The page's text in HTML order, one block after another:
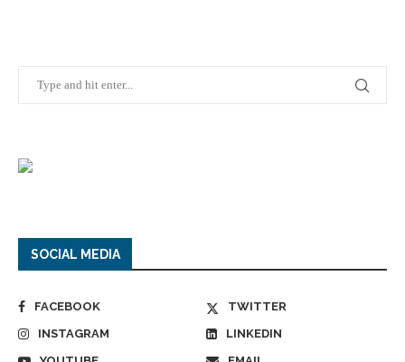
SOCIAL MEDIA
FACEBOOK
TWITTER
INSTAGRAM
LINKEDIN